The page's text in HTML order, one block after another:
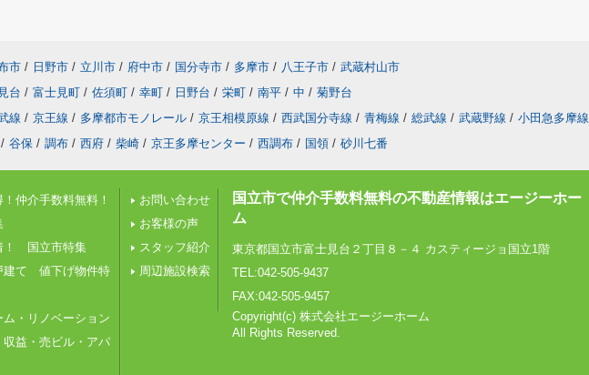
市 / 日野市 / 立川市 / 府中市 / 国分寺市 / 多摩市 / 八王子市 / 武蔵村山市
台 / 富士見町 / 佐須町 / 幸町 / 日野台 / 栄町 / 南平 / 中 / 菊野台
線 / 京王線 / 多摩都市モノレール / 京王相模原線 / 西武国分寺線 / 青梅線 / 総武線 / 武蔵野線 / 小田急多摩線
/ 谷保 / 調布 / 西府 / 柴崎 / 京王多摩センター / 西調布 / 国領 / 砂川七番
仲介手数料無料！
！ 国立市特集
建て 値下げ物件特
ム・リノベーション
益・売ビル・アパ
お問い合わせ
お客様の声
スタッフ紹介
周辺施設検索
国立市で仲介手数料無料の不動産情報はエージーホー
ム
東京都国立市富士見台２丁目８－４ カスティージョ国立1階
TEL:042-505-9437
FAX:042-505-9457
Copyright(c) 株式会社エージーホーム
All Rights Reserved.